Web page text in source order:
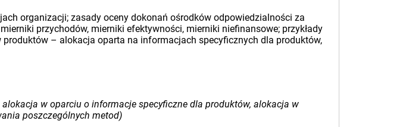
organizacji; zasady oceny dokonań ośrodków odpowiedzialności za
przychodów, mierniki efektywności, mierniki niefinansowe; przykłady
– alokacja oparta na informacjach specyficznych dla produktów,
w oparciu o informacje specyficzne dla produktów, alokacja w
poszczególnych metod)